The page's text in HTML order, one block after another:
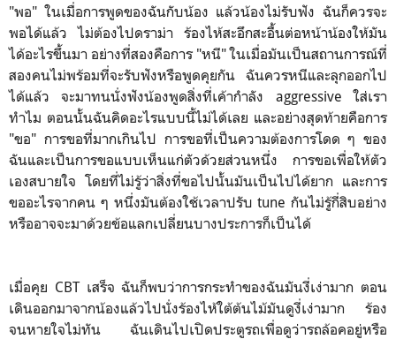
"พอ" ในเมื่อการพูดของฉันกับน้อง แล้วน้องไม่รับฟัง ฉันก็ควรจะ
พอได้แล้ว ไม่ต้องไปดราม่า ร้องไห้สะอึกสะอื้นต่อหน้าน้องให้มัน
ได้อะไรขึ้นมา อย่างที่สองคือการ "หนี" ในเมื่อมันเป็นสถานการณ์ที่
สองคนไม่พร้อมที่จะรับฟังหรือพูดคุยกัน ฉันควรหนีและลุกออกไป
ได้แล้ว จะมาทนนั่งฟังน้องพูดสิ่งที่เค้ากำลัง aggressive ใส่เรา
ทำไม ตอนนั้นฉันคิดอะไรแบบนี้ไม่ได้เลย และอย่างสุดท้ายคือการ
"ขอ" การขอที่มากเกินไป การขอที่เป็นความต้องการโดด ๆ ของ
ฉันและเป็นการขอแบบเห็นแก่ตัวด้วยส่วนหนึ่ง การขอเพื่อให้ตัว
เองสบายใจ โดยที่ไม่รู้ว่าสิ่งที่ขอไปนั้นมันเป็นไปได้ยาก และการ
ขออะไรจากคน ๆ หนึ่งมันต้องใช้เวลาปรับ tune กันไม่รู้กี่สิบอย่าง
หรืออาจจะมาด้วยข้อแลกเปลี่ยนบางประการก็เป็นได้
เมื่อคุย CBT เสร็จ ฉันก็พบว่าการกระทำของฉันมันงี่เง่ามาก ตอน
เดินออกมาจากน้องแล้วไปนั่งร้องไห้ใต้ต้นไม้มันดูงี่เง่ามาก ร้อง
จนหายใจไม่ทัน ฉันเดินไปเปิดประตูรถเพื่อดูว่ารถล้อคอยู่หรือ